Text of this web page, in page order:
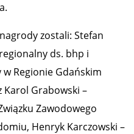
zostali: Stefan
ds. bhp i
Regionie Gdańskim
Karol Grabowski –
Zawodowego
Henryk Karczowski –